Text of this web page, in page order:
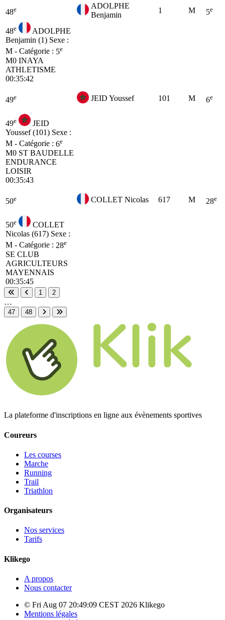
48e
ADOLPHE
Benjamin
1 M 5e
48e
ADOLPHE
Benjamin (1) Sexe :
M - Catégorie : 5e
M0 INAYA
ATHLETISME
00:35:42
49e JEID Youssef 101 M 6e
49e
JEID
Youssef (101) Sexe :
M - Catégorie : 6e
M0 ST BAUDELLE
ENDURANCE
LOISIR
00:35:43
50e COLLET Nicolas 617 M 28e
50e
COLLET
Nicolas (617) Sexe :
M - Catégorie : 28e
SE CLUB
AGRICULTEURS
MAYENNAIS
00:35:45
Première page
Page précédente
1 2
…
47
48
Page suivante
Dernière page
La plateforme d'inscriptions en ligne aux évènements sportives
Coureurs
Les courses
Marche
Running
Trail
Triathlon
Organisateurs
Nos services
Tarifs
Klikego
A propos
Nous contacter
© Fri Aug 07 20:49:09 CEST 2026 Klikego
Mentions légales